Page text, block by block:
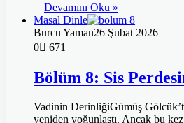
Devamını Oku »
Masal Dinle
Burcu Yaman26 Şubat 2026
0
671
Bölüm 8: Sis
Vadinin DerinliğiGümüş
yeniden yoğunlaştı. Ancak bu